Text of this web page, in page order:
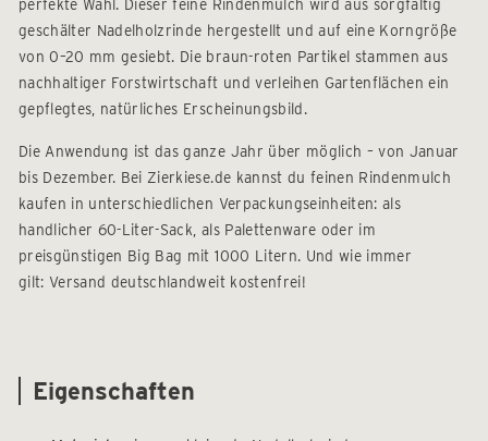
perfekte Wahl. Dieser feine Rindenmulch wird aus sorgfältig
geschälter Nadelholzrinde hergestellt und auf eine Korngröße
von 0–20 mm gesiebt. Die braun-roten Partikel stammen aus
nachhaltiger Forstwirtschaft und verleihen Gartenflächen ein
gepflegtes, natürliches Erscheinungsbild.
Die Anwendung ist das ganze Jahr über möglich – von Januar
bis Dezember. Bei Zierkiese.de kannst du feinen Rindenmulch
kaufen in unterschiedlichen Verpackungseinheiten: als
handlicher 60-Liter-Sack, als Palettenware oder im
preisgünstigen Big Bag mit 1000 Litern. Und wie immer
gilt: Versand deutschlandweit kostenfrei!
Eigenschaften